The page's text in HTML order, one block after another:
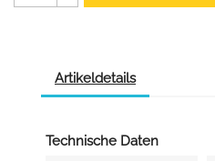
Artikeldetails
Technische Daten